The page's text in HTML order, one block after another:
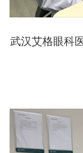
武汉艾格眼科